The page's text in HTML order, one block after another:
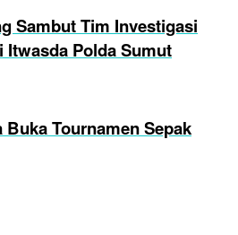
Sambut Tim Investigasi
Itwasda Polda Sumut
Tournamen Sepak